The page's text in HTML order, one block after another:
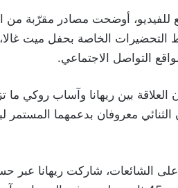
للفيديو، أوضحت مصادر مقرّبة
التحضيرات الخاصة بحفل ميت
التواصل الاجتماعي.
بين ريهانا وآساب روكي ما
الثنائي معروفان بدعمهما
الشائعات، شاركت ريهانا عبر